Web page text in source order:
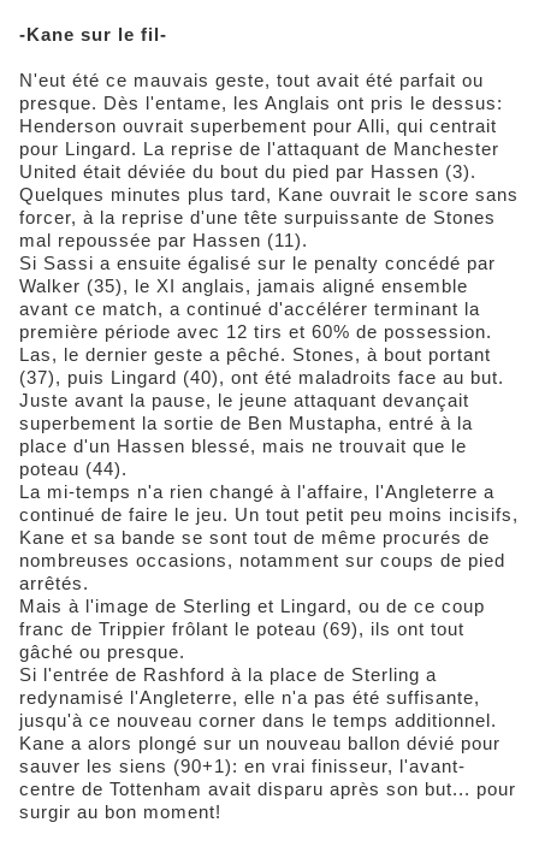
-Kane sur le fil-
N'eut été ce mauvais geste, tout avait été parfait ou
presque. Dès l'entame, les Anglais ont pris le dessus:
Henderson ouvrait superbement pour Alli, qui centrait
pour Lingard. La reprise de l'attaquant de Manchester
United était déviée du bout du pied par Hassen (3).
Quelques minutes plus tard, Kane ouvrait le score sans
forcer, à la reprise d'une tête surpuissante de Stones
mal repoussée par Hassen (11).
Si Sassi a ensuite égalisé sur le penalty concédé par
Walker (35), le XI anglais, jamais aligné ensemble
avant ce match, a continué d'accélérer terminant la
première période avec 12 tirs et 60% de possession.
Las, le dernier geste a pêché. Stones, à bout portant
(37), puis Lingard (40), ont été maladroits face au but.
Juste avant la pause, le jeune attaquant devançait
superbement la sortie de Ben Mustapha, entré à la
place d'un Hassen blessé, mais ne trouvait que le
poteau (44).
La mi-temps n'a rien changé à l'affaire, l'Angleterre a
continué de faire le jeu. Un tout petit peu moins incisifs,
Kane et sa bande se sont tout de même procurés de
nombreuses occasions, notamment sur coups de pied
arrêtés.
Mais à l'image de Sterling et Lingard, ou de ce coup
franc de Trippier frôlant le poteau (69), ils ont tout
gâché ou presque.
Si l'entrée de Rashford à la place de Sterling a
redynamisé l'Angleterre, elle n'a pas été suffisante,
jusqu'à ce nouveau corner dans le temps additionnel.
Kane a alors plongé sur un nouveau ballon dévié pour
sauver les siens (90+1): en vrai finisseur, l'avant-
centre de Tottenham avait disparu après son but... pour
surgir au bon moment!